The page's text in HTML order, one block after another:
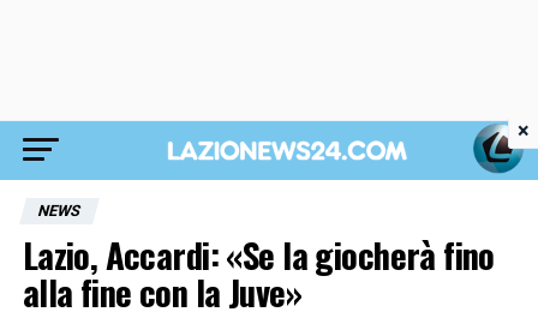
NEWS
Lazio, Accardi: «Se la giocherà fino
alla fine con la Juve»
×